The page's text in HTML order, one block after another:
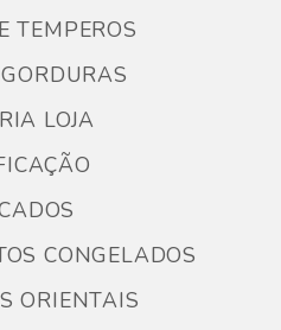
TEMPEROS
LOJA
CONGELADOS
ORIENTAIS